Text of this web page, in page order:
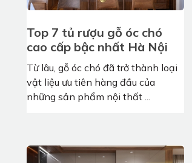
Top 7 tủ rượu gỗ óc chó
cao cấp bậc nhất Hà Nội
Từ lâu, gỗ óc chó đã trở thành loại
vật liệu ưu tiên hàng đầu của
những sản phẩm nội thất ...